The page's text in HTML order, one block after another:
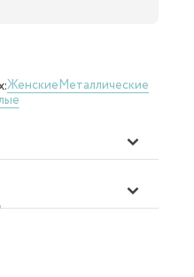
ЖенскиеМеталлические